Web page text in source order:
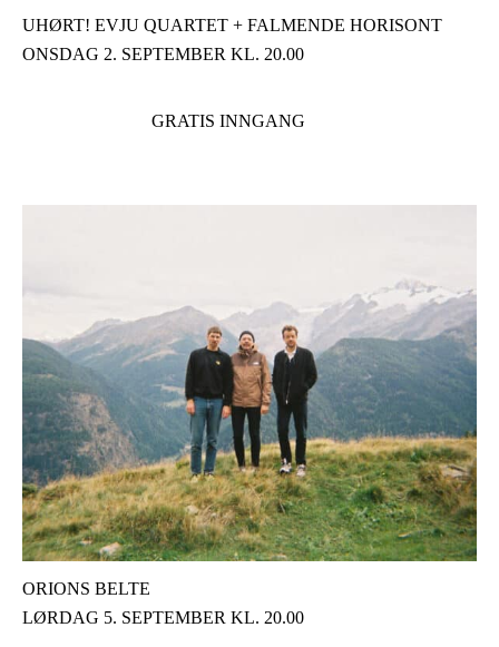
UHØRT! EVJU QUARTET + FALMENDE HORISONT
ONSDAG 2. SEPTEMBER KL. 20.00
GRATIS INNGANG
ORIONS BELTE
LØRDAG 5. SEPTEMBER KL. 20.00